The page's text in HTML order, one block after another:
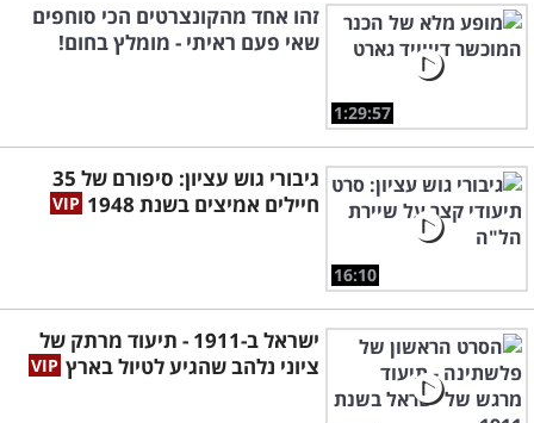
1:29:57
זהו אחד מהקונצרטים הכי סוחפים
שאי פעם ראיתי - מומלץ בחום!
16:10
גיבורי גוש עציון: סיפורם של 35
חיילים אמיצים בשנת 1948
ישראל ב-1911 - תיעוד מרתק של
ציוני נלהב שהגיע לטיול בארץ